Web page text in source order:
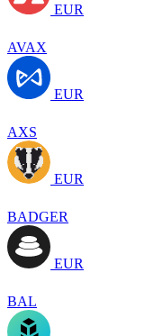
EUR
AVAX
EUR
AXS
EUR
BADGER
EUR
BAL